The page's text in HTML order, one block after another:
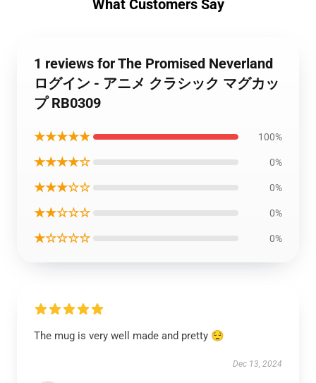
What Customers Say
1 reviews for The Promised Neverland
ログイン - アニメ クラシック マグカッ
プ RB0309
★★★★★ 100%
★★★★☆ 0%
★★★☆☆ 0%
★★☆☆☆ 0%
★☆☆☆☆ 0%
The mug is very well made and pretty 😌
Dec 13, 2024